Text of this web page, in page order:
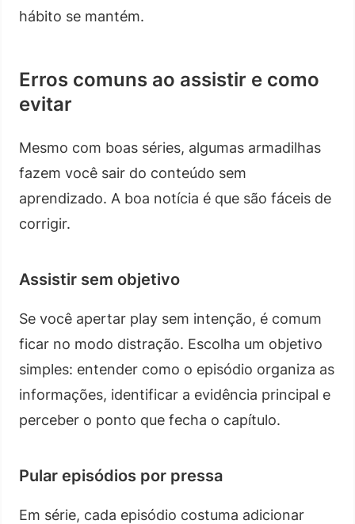
hábito se mantém.
Erros comuns ao assistir e como
evitar
Mesmo com boas séries, algumas armadilhas
fazem você sair do conteúdo sem
aprendizado. A boa notícia é que são fáceis de
corrigir.
Assistir sem objetivo
Se você apertar play sem intenção, é comum
ficar no modo distração. Escolha um objetivo
simples: entender como o episódio organiza as
informações, identificar a evidência principal e
perceber o ponto que fecha o capítulo.
Pular episódios por pressa
Em série, cada episódio costuma adicionar